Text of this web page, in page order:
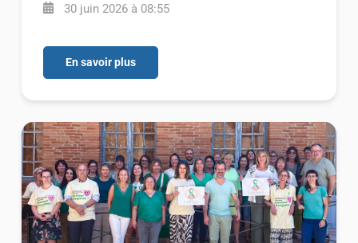
30 juin 2026 à 08:55
En savoir plus